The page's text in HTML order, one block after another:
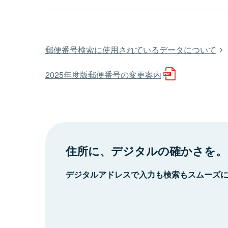
郵便番号検索に使用されているデータについて
2025年度版郵便番号の変更案内
住所に、デジタルの確かさを。
デジタルアドレスで入力も検索もスムーズ